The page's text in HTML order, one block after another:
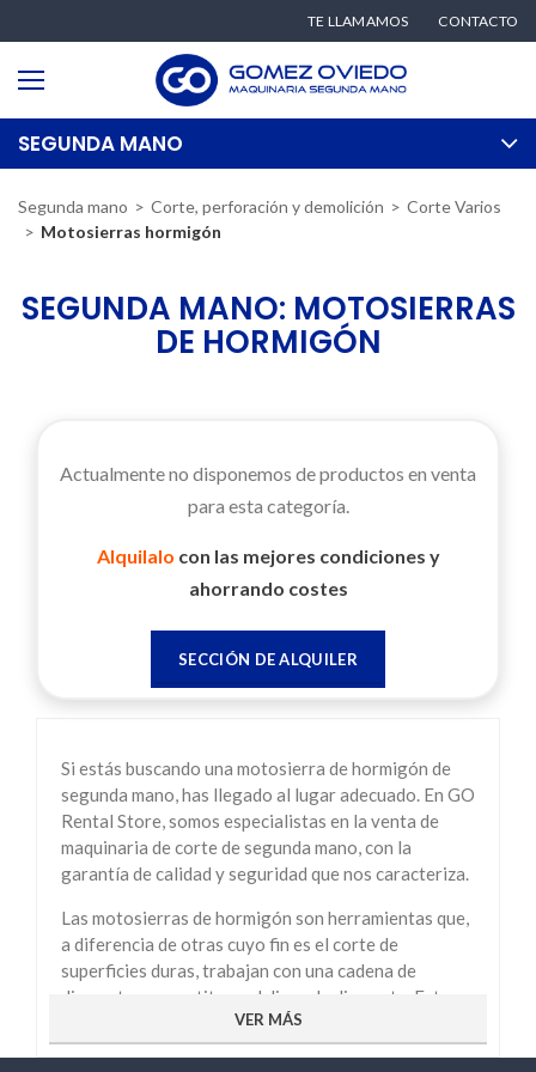
TE LLAMAMOS CONTACTO
SEGUNDA MANO
Segunda mano Corte, perforación y demolición
Corte Varios
Motosierras hormigón
SEGUNDA MANO: MOTOSIERRAS
DE HORMIGÓN
Actualmente no disponemos de productos en venta
para esta categoría.
Alquilalo con las mejores condiciones y
ahorrando costes
SECCIÓN DE ALQUILER
Si estás buscando una motosierra de hormigón de
segunda mano, has llegado al lugar adecuado. En GO
Rental Store, somos especialistas en la venta de
maquinaria de corte de segunda mano, con la
garantía de calidad y seguridad que nos caracteriza.
Las motosierras de hormigón son herramientas que,
a diferencia de otras cuyo fin es el corte de
superficies duras, trabajan con una cadena de
diamante que sustituye al disco de diamante. Esto
les permite realizar cortes más profundos, precisos
y limpios en hormigón, piedra natural, tubos de
VER MÁS